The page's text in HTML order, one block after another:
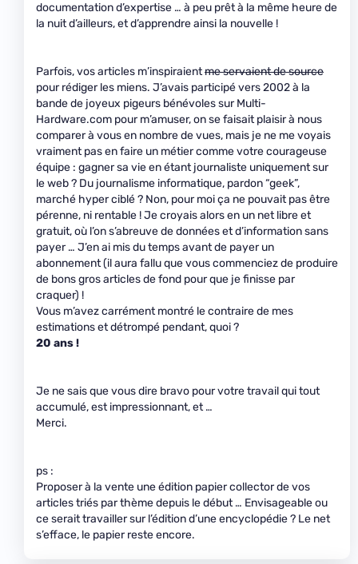
documentation d’expertise … à peu prêt à la même heure de
la nuit d’ailleurs, et d’apprendre ainsi la nouvelle !
Parfois, vos articles m’inspiraientme servaient de source
pour rédiger les miens. J’avais participé vers 2002 à la
bande de joyeux pigeurs bénévoles sur Multi-
Hardware.com pour m’amuser, on se faisait plaisir à nous
comparer à vous en nombre de vues, mais je ne me voyais
vraiment pas en faire un métier comme votre courageuse
équipe : gagner sa vie en étant journaliste uniquement sur
le web ? Du journalisme informatique, pardon “geek”,
marché hyper ciblé ? Non, pour moi ça ne pouvait pas être
pérenne, ni rentable ! Je croyais alors en un net libre et
gratuit, où l’on s’abreuve de données et d’information sans
payer … J’en ai mis du temps avant de payer un
abonnement (il aura fallu que vous commenciez de produire
de bons gros articles de fond pour que je finisse par
craquer) !
Vous m’avez carrément montré le contraire de mes
estimations et détrompé pendant, quoi ?
20 ans !
Je ne sais que vous dire bravo pour votre travail qui tout
accumulé, est impressionnant, et …
Merci.
ps :
Proposer à la vente une édition papier collector de vos
articles triés par thème depuis le début … Envisageable ou
ce serait travailler sur l’édition d’une encyclopédie ? Le net
s’efface, le papier reste encore.